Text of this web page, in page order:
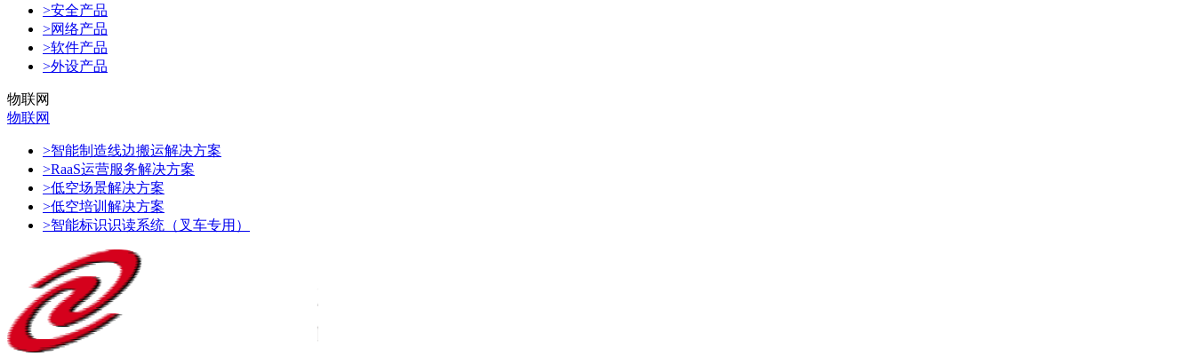
>安全产品
>网络产品
>软件产品
>外设产品
物联网
物联网
>智能制造线边搬运解决方案
>RaaS运营服务解决方案
>低空场景解决方案
>低空培训解决方案
>智能标识识读系统（叉车专用）